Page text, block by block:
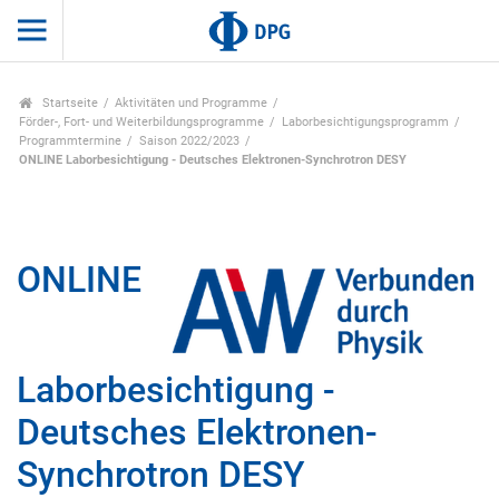
Startseite
Aktivitäten und Programme
Förder-, Fort- und Weiterbildungsprogramme
Laborbesichtigungsprogramm
Programmtermine
Saison 2022/2023
ONLINE Laborbesichtigung - Deutsches Elektronen-Synchrotron DESY
ONLINE
Laborbesichtigung -
Deutsches Elektronen-
Synchrotron DESY